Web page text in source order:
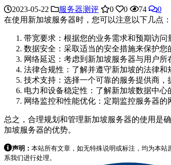
2023-05-22 服务器测评 0 0 74
0
在使用新加坡服务器时，您可以注意以下几点：
带宽要求：根据您的业务需求和预期访
数据安全：采取适当的安全措施来保护您
网络延迟：考虑到新加坡服务器与用户
法律合规性：了解并遵守新加坡的法律和
技术支持：选择一个可靠的服务提供商，
电力和设备稳定性：了解新加坡数据中
网络监控和性能优化：定期监控服务器
总之，合理规划和管理新加坡服务器的使用是
加坡服务器的优势。
声明： 本站所有文章，如无特殊说明或标注，均为本
系我们进行处理。